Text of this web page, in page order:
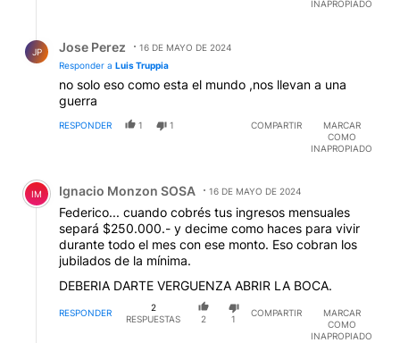
INAPROPIADO
JP Jose Perez
16 DE MAYO DE 2024
Responder a Luis Truppia
no solo eso como esta el mundo ,nos llevan a una
guerra
RESPONDER 1 1 COMPARTIR
MARCAR
COMO
INAPROPIADO
Comentario de Ignacio Monzon SOSA.
IM Ignacio Monzon SOSA 16 DE MAYO DE 2024
Federico... cuando cobrés tus ingresos mensuales
separá $250.000.- y decime como haces para vivir
durante todo el mes con ese monto. Eso cobran los
jubilados de la mínima.
DEBERIA DARTE VERGUENZA ABRIR LA BOCA.
RESPONDER
2
RESPUESTAS
2 1
COMPARTIR
MARCAR
COMO
INAPROPIADO